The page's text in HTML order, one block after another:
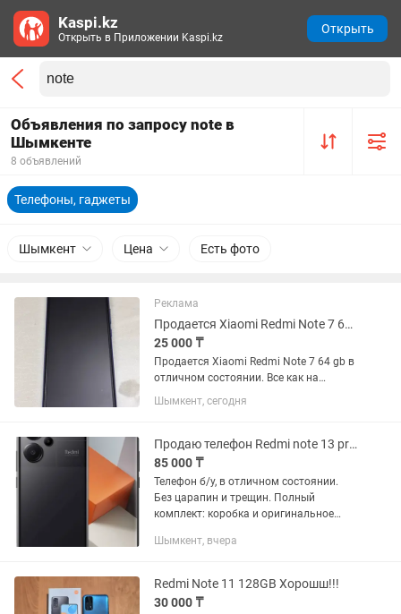
Объявления по запросу note в
Шымкенте
8 объявлений
Телефоны, гаджеты
Шымкент Цена Есть фото
Реклама
Продается Xiaomi Redmi Note 7 64гб
25 000 ₸
Продается Xiaomi Redmi Note 7 64 gb в
отличном состоянии. Все как на
фотографии. Без дефектов.
Шымкент, сегодня
Продаю телефон Redmi note 13 pro plus 5G
85 000 ₸
Телефон б/у, в отличном состоянии.
Без царапин и трещин. Полный
комплект: коробка и оригинальное
действует до 19.07.2027. • Основные
Шымкент, вчера
Redmi Note 11 128GB Хорошш!!!
30 000 ₸
Kaspi.kz
Открыть в Приложении Kaspi.kz
Открыть